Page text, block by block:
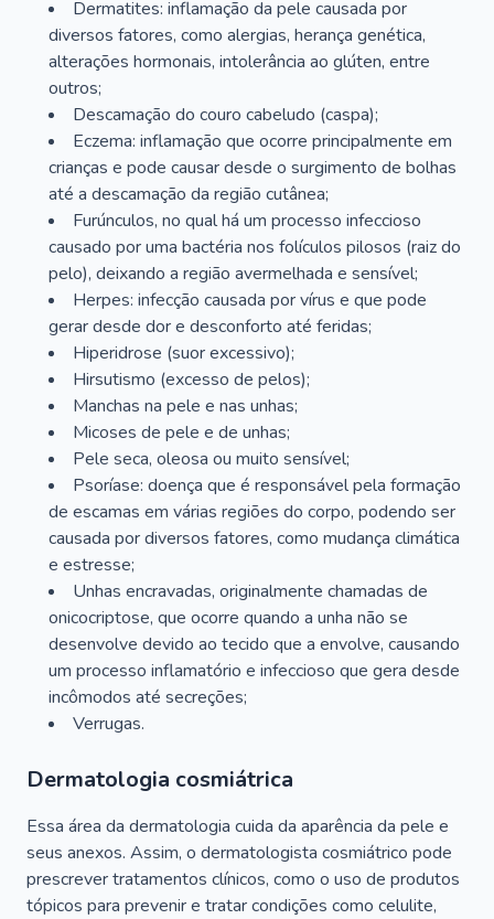
Dermatites: inflamação da pele causada por
diversos fatores, como alergias, herança genética,
alterações hormonais, intolerância ao glúten, entre
outros;
Descamação do couro cabeludo (caspa);
Eczema: inflamação que ocorre principalmente em
crianças e pode causar desde o surgimento de bolhas
até a descamação da região cutânea;
Furúnculos, no qual há um processo infeccioso
causado por uma bactéria nos folículos pilosos (raiz do
pelo), deixando a região avermelhada e sensível;
Herpes: infecção causada por vírus e que pode
gerar desde dor e desconforto até feridas;
Hiperidrose (suor excessivo);
Hirsutismo (excesso de pelos);
Manchas na pele e nas unhas;
Micoses de pele e de unhas;
Pele seca, oleosa ou muito sensível;
Psoríase: doença que é responsável pela formação
de escamas em várias regiões do corpo, podendo ser
causada por diversos fatores, como mudança climática
e estresse;
Unhas encravadas, originalmente chamadas de
onicocriptose, que ocorre quando a unha não se
desenvolve devido ao tecido que a envolve, causando
um processo inflamatório e infeccioso que gera desde
incômodos até secreções;
Verrugas.
Dermatologia cosmiátrica
Essa área da dermatologia cuida da aparência da pele e
seus anexos. Assim, o dermatologista cosmiátrico pode
prescrever tratamentos clínicos, como o uso de produtos
tópicos para prevenir e tratar condições como celulite,